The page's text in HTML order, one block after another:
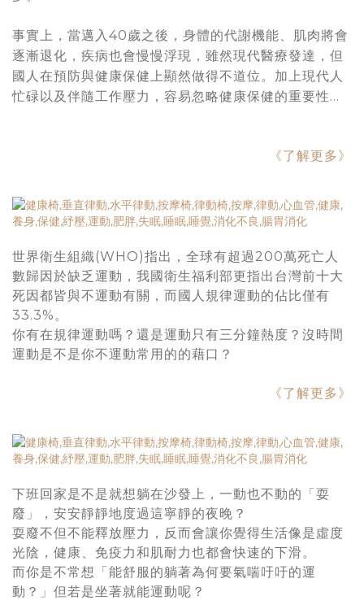
事實上，當邁入40歲之後，身體的代謝機能、肌肉將會
逐漸退化，疾病也會慢慢浮現，雖然現代醫療發達，但
國人在預防與健康保健上顯然做得不道位。加上現代人
忙碌以及伴隨工作壓力，容易忽略健康保健的重要性…
《了解更多》
世界衛生組織(WHO)指出，全球有超過200萬死亡人
數歸因於缺乏運動，我國衛生福利部更指出台灣前十大
死因都皆與不運動有關，而國人規律運動的佔比僅有
33.3%。
你有在規律運動嗎？還是運動只有三分鐘熱度？沒時間
運動是不是你不運動常用的的藉口？
《了解更多》
下班回家是不是就想躺在沙發上，一動也不動的「耍
廢」，安安靜靜地度過這寧靜的夜晚？
耍廢不但不能釋放壓力，反而會讓你覺得生活像是虛度
光陰，健康、免疫力和肌耐力也都會快速的下滑。
而你是不常想「能舒服的躺著為何要氣喘吁吁的運
動？」但若是坐著就能運動呢？